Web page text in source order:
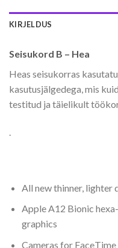
KIRJELDUS
Seisukord B – Hea
Heas seisukorras
kasutusjälgedega, mis
testitud ja täielikult
.
All new thinner, lighter
Apple A12 Bionic
graphics
Cameras for